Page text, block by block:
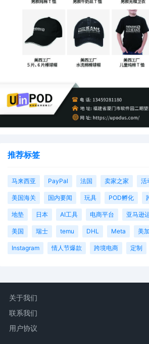
推荐标签
马来西亚 PayPal 法国 卖家之家 活
美国海关 国内要闻 玩具 POD孵化
地垫 日本 AI工具 电商平台 亚马逊
美国 瑞士 temu DHL Meta 美
Instagram 情人节爆款 跨境电商 定制
关于我们
联系我们
用户协议